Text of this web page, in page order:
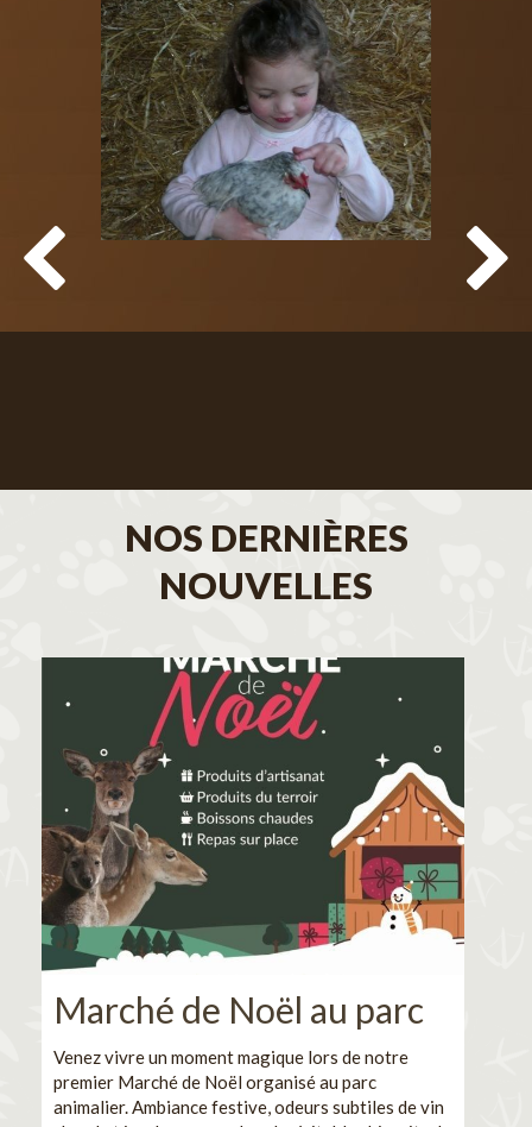
NOS DERNIÈRES
NOUVELLES
Marché de Noël au parc
Venez vivre un moment magique lors de notre
premier Marché de Noël organisé au parc
animalier. Ambiance festive, odeurs subtiles de vin